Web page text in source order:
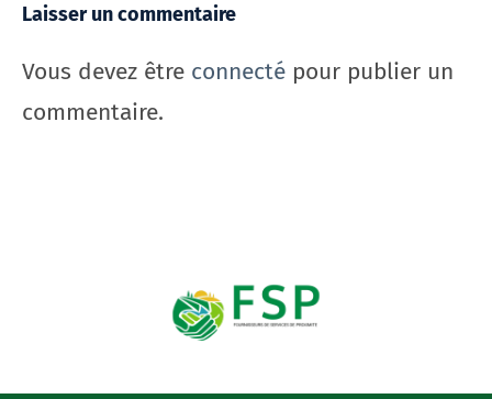
Laisser un commentaire
Vous devez être connecté pour publier un
commentaire.